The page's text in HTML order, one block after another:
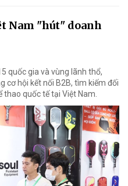
Nam "hút" doanh
quốc gia và vùng lãnh thổ,
cơ hội kết nối B2B, tìm kiếm đối
quốc tế tại Việt Nam.